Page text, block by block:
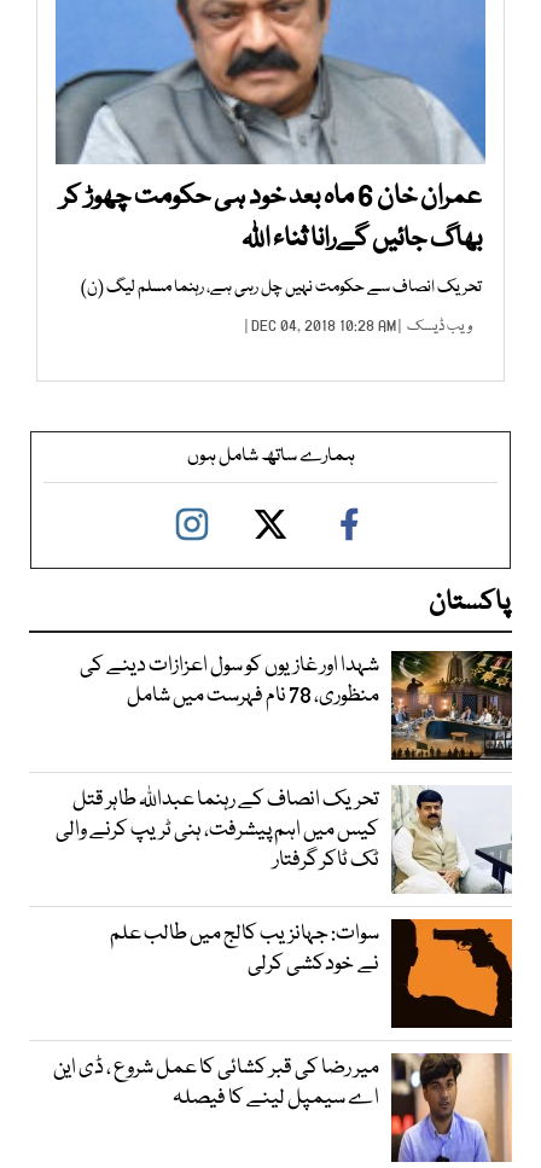
عمران خان 6 ماہ بعد خود ہی حکومت چھوڑ کر
بھاگ جائیں گےرانا ثناء اللہ
تحریک انصاف سے حکومت نہیں چل رہی ہے، رہنما مسلم لیگ (ن)
ویب ڈیسک
ہمارے ساتھ شامل ہوں
پاکستان
شہدا اور غازیوں کو سول اعزازات دینے کی
منظوری، 78 نام فہرست میں شامل
تحریک انصاف کے رہنما عبداللہ طاہر قتل
کیس میں اہم پیشرفت، ہنی ٹریپ کرنے والی
ٹک ٹاکر گرفتار
سوات: جہانزیب کالج میں طالب علم
نے خودکشی کرلی
میر رضا کی قبر کشائی کا عمل شروع ، ڈی این
اے سیمپل لینے کا فیصلہ